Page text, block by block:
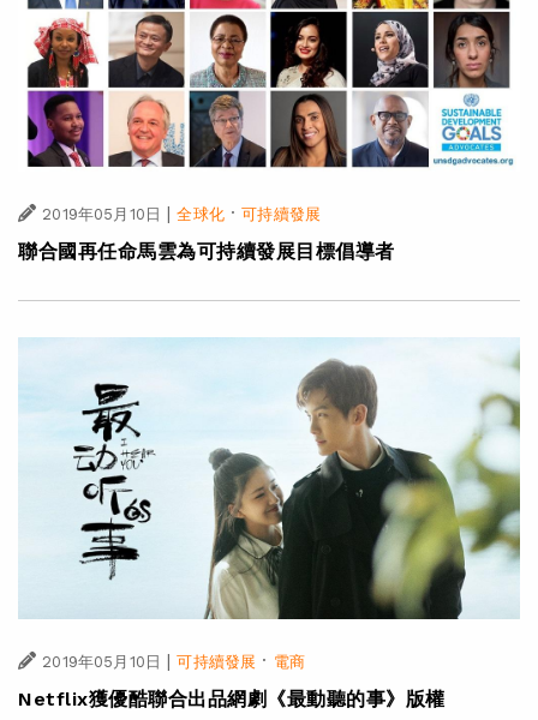
2019年05月10日 | 全球化·可持續發展
聯合國再任命馬雲為可持續發展目標倡導者
2019年05月10日 | 可持續發展 · 電商
Netflix獲優酷聯合出品網劇《最動聽的事》版權